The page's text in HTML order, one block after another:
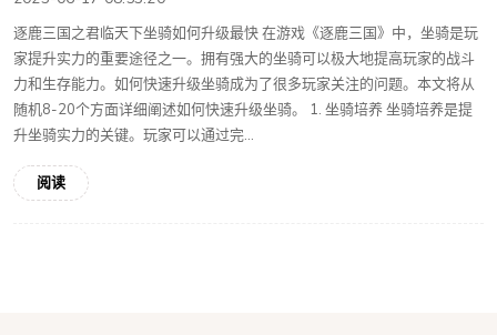
逐鹿三国之君临天下坐骑如何升级最快 在游戏《逐鹿三国》中，坐骑是玩
家提升实力的重要途径之一。拥有强大的坐骑可以极大地提高玩家的战斗
力和生存能力。如何快速升级坐骑成为了很多玩家关注的问题。本文将从
随机8-20个方面详细阐述如何快速升级坐骑。 1. 坐骑培养 坐骑培养是提
升坐骑实力的关键。玩家可以通过完...
阅读